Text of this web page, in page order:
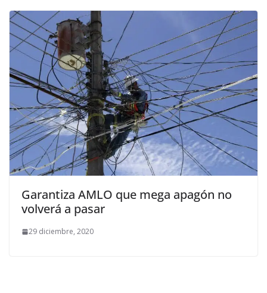
Garantiza AMLO que mega apagón no
volverá a pasar
29 diciembre, 2020